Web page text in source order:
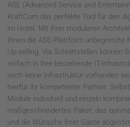
ASE (Advanced Service and
KraftCom das perfekte Tool für den
im Hotel. Mit ihrer modularen
Ihnen die ASE-Plattform
Up-selling. Via Schnittstellen können
einfach in Ihre bestehende IT-
noch keine Infrastruktur vorhanden
hierfür Ihr kompetenter Partner.
Module individuell und einzeln
maßgeschneidertes Paket, das
und die Wünsche Ihrer Gäste